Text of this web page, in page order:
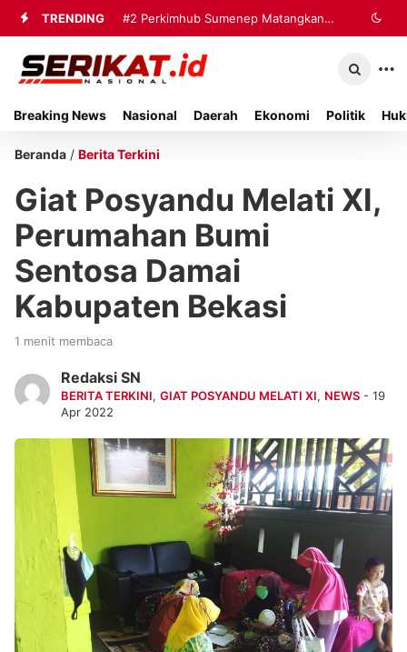
TRENDING #2 Perkimhub Sumenep
Matangkan Pelaksanaan RTLH 2026,
#3 Tim Gabungan Terima Sembilan
Korban Evakuasi KM Mutiara Sentosa
Breaking News Nasional Daerah Ekonomi Politik
Beranda / Berita Terkini
Giat Posyandu Melati XI,
Perumahan Bumi
Sentosa Damai
Kabupaten Bekasi
1 menit membaca
Redaksi SN
BERITA TERKINI,GIAT POSYANDU MELATI XI, NEWS - 19
Apr 2022